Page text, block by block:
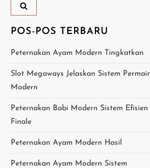
s
i
p
o
POS-POS TERBARU
Peternakan Ayam Modern Tingkatkan
Slot Megaways Jelaskan Sistem
Modern
Peternakan Babi Modern Sistem
Finale
Peternakan Ayam Modern Hasil
Peternakan Ayam Modern Sistem